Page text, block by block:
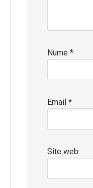
Nume*
Email*
Site web